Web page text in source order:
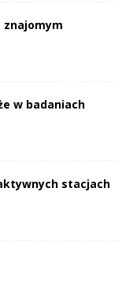
znajomym
w badaniach
stacjach